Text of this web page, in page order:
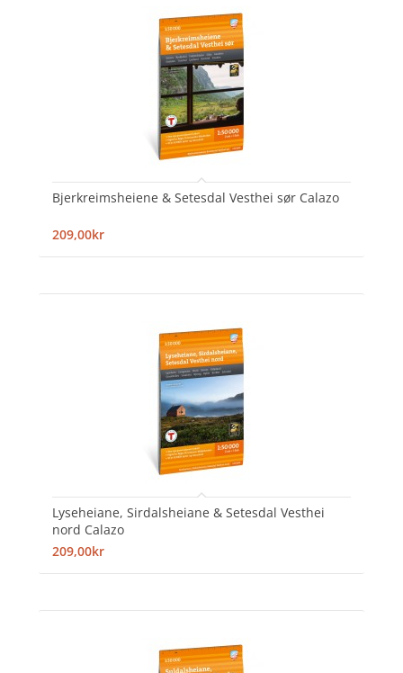
Bjerkreimsheiene & Setesdal Vesthei sør Calazo
209,00kr
Lyseheiane, Sirdalsheiane & Setesdal Vesthei
nord Calazo
209,00kr